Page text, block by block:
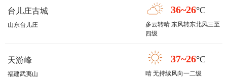
台儿庄古城
山东台儿庄
36~26°C
多云转晴 东风转东北风三至
四级
天游峰
福建武夷山
37~26°C
晴 无持续风向一二级